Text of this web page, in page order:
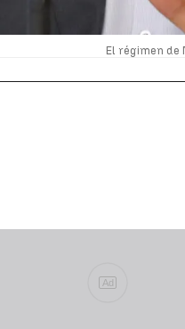
El régimen de
Ad